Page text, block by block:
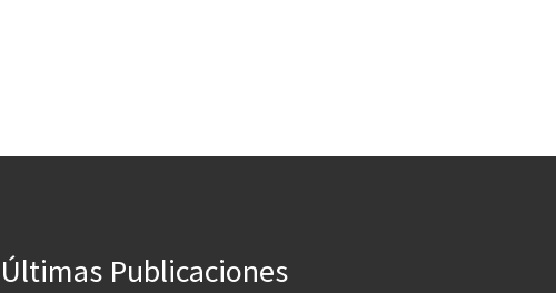
Últimas Publicaciones